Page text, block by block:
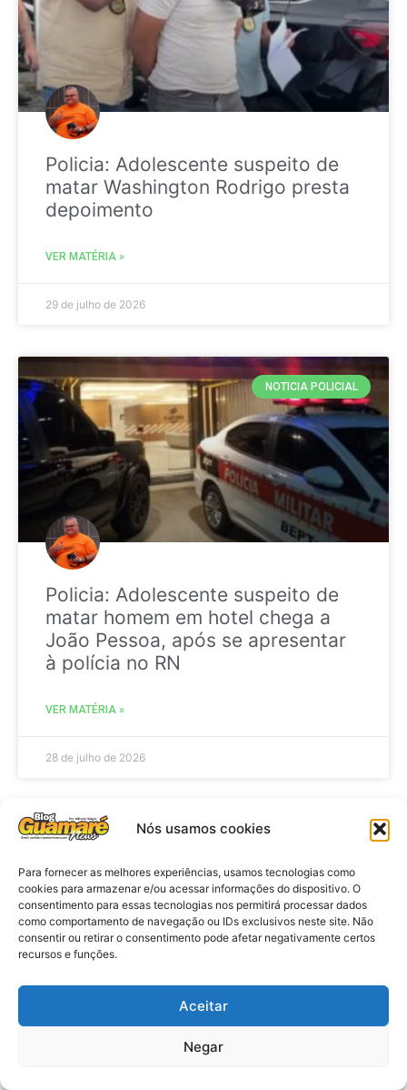
Nós usamos cookies
Para fornecer as melhores experiências, usamos tecnologias como
cookies para armazenar e/ou acessar informações do dispositivo. O
consentimento para essas tecnologias nos permitirá processar dados
como comportamento de navegação ou IDs exclusivos neste site. Não
consentir ou retirar o consentimento pode afetar negativamente certos
recursos e funções.
Aceitar
Negar
Policia: Adolescente suspeito de
matar Washington Rodrigo presta
depoimento
VER MATÉRIA »
29 de julho de 2026
NOTICIA POLICIAL
Policia: Adolescente suspeito de
matar homem em hotel chega a
João Pessoa, após se apresentar
à polícia no RN
VER MATÉRIA »
28 de julho de 2026
Eleições 2026: procuradores e